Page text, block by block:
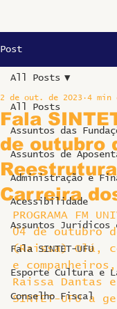
Post
All Posts
Assuntos das
Assuntos de
Administração e
Acessibilidade
Assuntos Jurídicos
Fala SINTET-UFU
Esporte Cultura e
Conselho Fiscal
All Posts
Fala
de outubro
Carreira
2 de out. de 2023 4 min
PROGRAMA FM
04 de outubro
(Raissa) Olá,
e
Raissa Dantas
SINTET-UFU a